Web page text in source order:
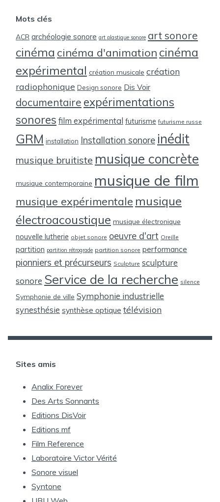
Mots clés
ACR archéologie sonore art plastique sonore art sonore
cinéma cinéma d'animation cinéma
expérimental création musicale création
radiophonique Design sonore Dis Voir
documentaire expérimentations
sonores film expérimental futurisme futurisme russe
GRM installation Installation sonore inédit
musique bruitiste musique concrète
musique contemporaine musique de film
musique expérimentale musique
électroacoustique musique électronique
nouvelle lutherie objet sonore oeuvre d'art Oreille
partition partition rétrograde partition sonore performance
pionniers et précurseurs Sculpture sculpture
sonore Service de la recherche silence
Symphonie de ville Symphonie industrielle
synesthésie synthèse optique télévision
Sites amis
Analix Forever
Des Arts Sonnants
Editions DisVoir
Editions mf
Film Reference
Laboratoire Victor Vérité
Sonore visuel
Syntone